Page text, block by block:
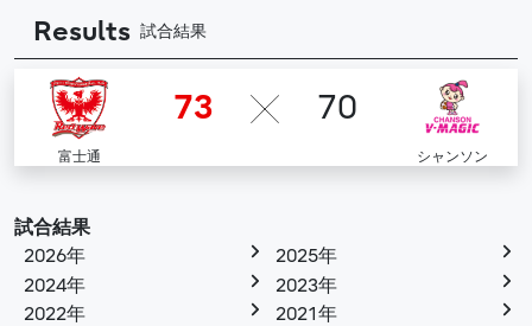
Results 試合結果
73 70
富士通 シャンソン
試合結果
2026年
2025年
2024年
2023年
2022年
2021年